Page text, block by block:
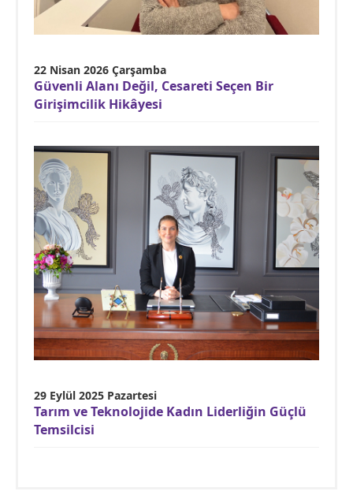
22 Nisan 2026 Çarşamba
Güvenli Alanı Değil, Cesareti Seçen Bir
Girişimcilik Hikâyesi
29 Eylül 2025 Pazartesi
Tarım ve Teknolojide Kadın Liderliğin Güçlü
Temsilcisi